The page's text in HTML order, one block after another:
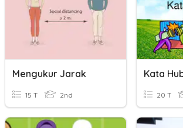
Mengukur Jarak
15 T 2nd 20 T